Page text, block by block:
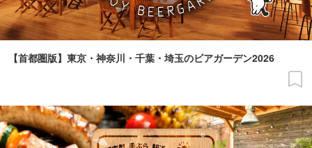
【首都圏版】東京・神奈川・千葉・埼玉のビアガーデン2026